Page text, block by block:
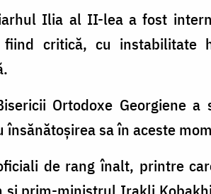
Ilia al II-lea a fost
critică, cu instabilitate
Ortodoxe Georgiene
sa în aceste
de rang înalt, printre
și prim-ministrul Irakli